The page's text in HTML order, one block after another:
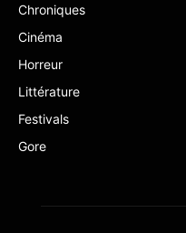
Chroniques
Cinéma
Horreur
Littérature
Festivals
Gore